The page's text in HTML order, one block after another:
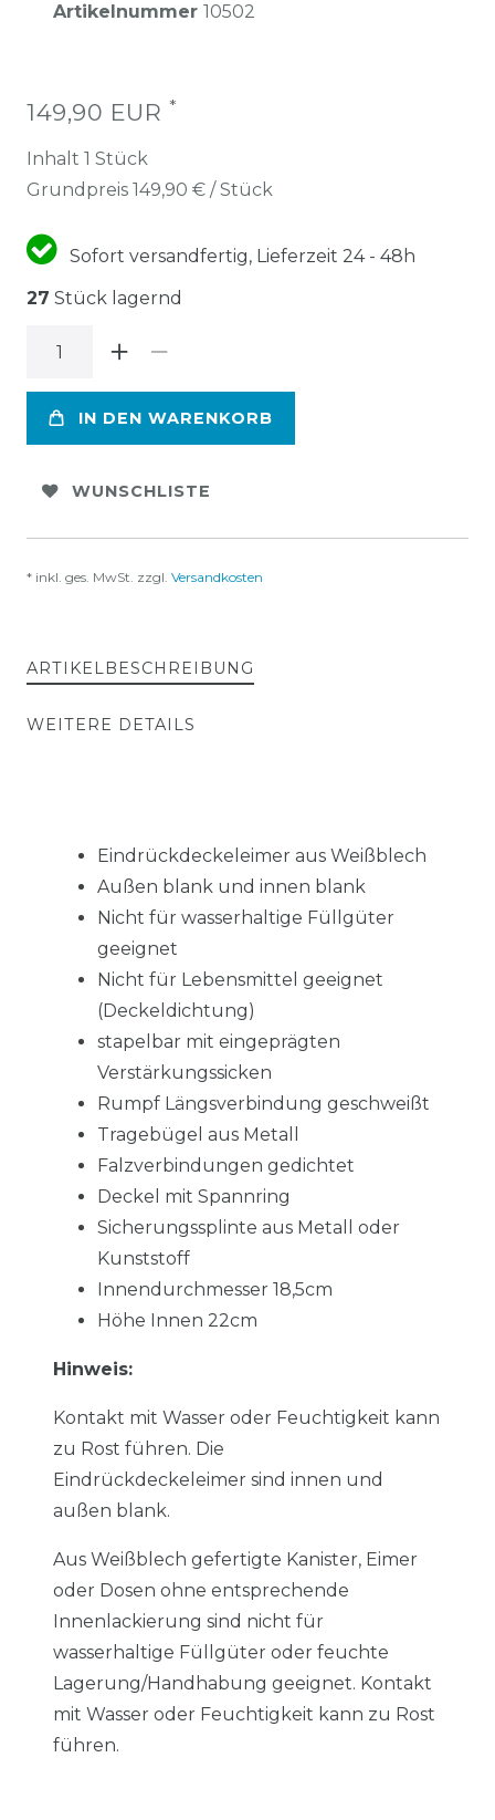
Artikelnummer 10502
149,90 EUR *
Inhalt 1 Stück
Grundpreis 149,90 € / Stück
Sofort versandfertig, Lieferzeit 24 - 48h
27 Stück lagernd
IN DEN WARENKORB
WUNSCHLISTE
* inkl. ges. MwSt. zzgl. Versandkosten
ARTIKELBESCHREIBUNG
WEITERE DETAILS
Eindrückdeckeleimer aus Weißblech
Außen blank und innen blank
Nicht für wasserhaltige Füllgüter
geeignet
Nicht für Lebensmittel geeignet
(Deckeldichtung)
stapelbar mit eingeprägten
Verstärkungssicken
Rumpf Längsverbindung geschweißt
Tragebügel aus Metall
Falzverbindungen gedichtet
Deckel mit Spannring
Sicherungssplinte aus Metall oder
Kunststoff
Innendurchmesser 18,5cm
Höhe Innen 22cm
Hinweis:
Kontakt mit Wasser oder Feuchtigkeit kann
zu Rost führen. Die
Eindrückdeckeleimer sind innen und
außen blank.
Aus Weißblech gefertigte Kanister, Eimer
oder Dosen ohne entsprechende
Innenlackierung sind nicht für
wasserhaltige Füllgüter oder feuchte
Lagerung/Handhabung geeignet. Kontakt
mit Wasser oder Feuchtigkeit kann zu Rost
führen.